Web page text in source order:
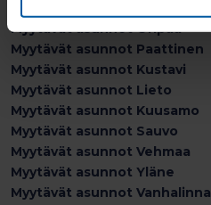
Myytävät asunnot Oripää
Myytävät asunnot Paattinen
Myytävät asunnot Kustavi
Myytävät asunnot Lieto
Myytävät asunnot Kuusamo
Myytävät asunnot Sauvo
Myytävät asunnot Vehmaa
Myytävät asunnot Yläne
Myytävät asunnot Vanhalinna